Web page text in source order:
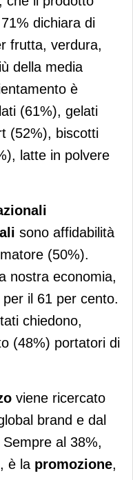
dichiara di
frutta, verdura,
della media
è
(61%), gelati
(52%), biscotti
latte in polvere
sono affidabilità
(50%).
nostra economia,
il 61 per cento.
chiedono,
(48%) portatori di
viene ricercato
brand e dal
al 38%,
, è la promozione,